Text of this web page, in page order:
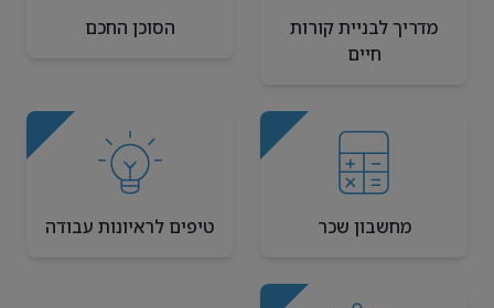
מדריך לבניית קורות
חיים
הסוכן החכם
מחשבון שכר טיפים לראיונות עבודה